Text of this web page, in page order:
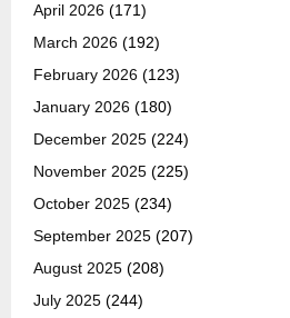
April 2026 (171)
March 2026 (192)
February 2026 (123)
January 2026 (180)
December 2025 (224)
November 2025 (225)
October 2025 (234)
September 2025 (207)
August 2025 (208)
July 2025 (244)